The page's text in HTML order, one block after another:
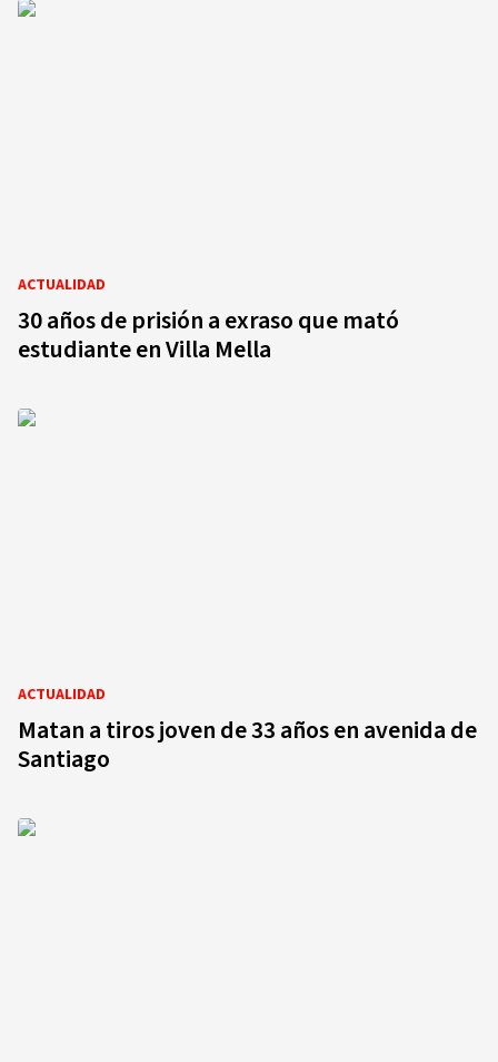
ACTUALIDAD
30 años de prisión a exraso que mató
estudiante en Villa Mella
ACTUALIDAD
Matan a tiros joven de 33 años en avenida de
Santiago